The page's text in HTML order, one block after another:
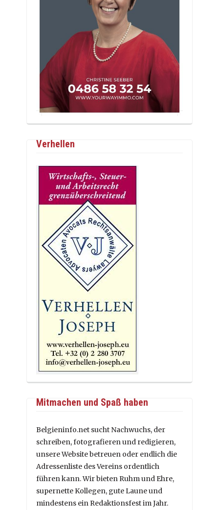
Verhellen
Mitmachen und Spaß haben
Belgieninfo.net sucht Nachwuchs, der
schreiben, fotografieren und redigieren,
unsere Website betreuen oder endlich die
Adressenliste des Vereins ordentlich
führen kann. Wir bieten Ruhm und Ehre,
supernette Kollegen, gute Laune und
mindestens ein Redaktionsfest im Jahr.